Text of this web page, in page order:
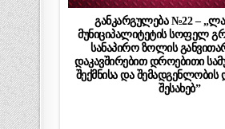
განკარგულება №22 –
მუნიციპალიტეტის სოფელ
სანაპირო ზოლის
დაკავშირებით დროებითი
შექმნისა და შემადგენლობის
შესახებ”